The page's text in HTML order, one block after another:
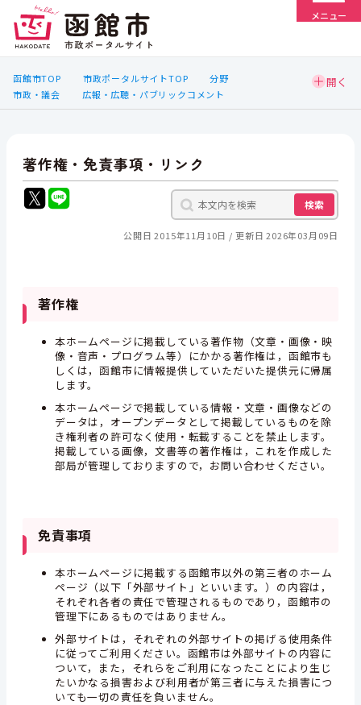
メニュー
函館市TOP 市政ポータルサイトTOP
分野
市政・議会
広報・広聴・パブリックコメント
著作権・免責事項・リンク
検索
公開日 2015年11月10日 更新日 2026年03月09日
著作権
本ホームページに掲載している著作物（文章・画像・映
像・音声・プログラム等）にかかる著作権は，函館市も
しくは，函館市に情報提供していただいた提供元に帰属
します。
本ホームページで掲載している情報・文章・画像などの
データは，オープンデータとして掲載しているものを除
き権利者の許可なく使用・転載することを禁止します。
掲載している画像，文書等の著作権は，これを作成した
部局が管理しておりますので，お問い合わせください。
免責事項
本ホームページに掲載する函館市以外の第三者のホーム
ページ（以下「外部サイト」といいます。）の内容は，
それぞれ各者の責任で管理されるものであり，函館市の
管理下にあるものではありません。
外部サイトは，それぞれの外部サイトの掲げる使用条件
に従ってご利用ください。函館市は外部サイトの内容に
ついて，また，それらをご利用になったことにより生じ
たいかなる損害および利用者が第三者に与えた損害につ
いても一切の責任を負いません。